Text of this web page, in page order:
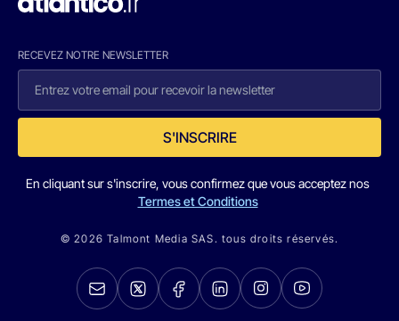
RECEVEZ NOTRE NEWSLETTER
S'INSCRIRE
En cliquant sur s'inscrire, vous confirmez que vous acceptez nos
Termes et Conditions
© 2026 Talmont Media SAS. tous droits réservés.